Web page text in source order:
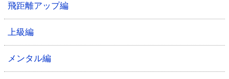
飛距離アップ編
上級編
メンタル編